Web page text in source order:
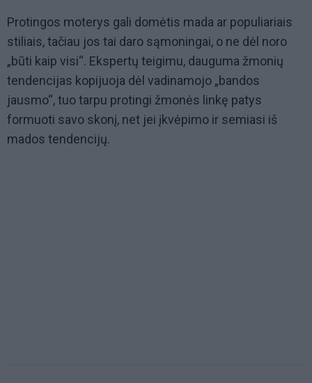
Protingos moterys gali domėtis mada ar populiariais
stiliais, tačiau jos tai daro sąmoningai, o ne dėl noro
„būti kaip visi“. Ekspertų teigimu, dauguma žmonių
tendencijas kopijuoja dėl vadinamojo „bandos
jausmo“, tuo tarpu protingi žmonės linkę patys
formuoti savo skonį, net jei įkvėpimo ir semiasi iš
mados tendencijų.